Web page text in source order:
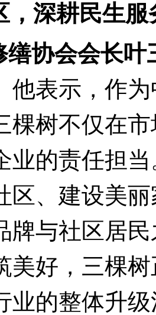
，深耕民生服
缮协会会长叶
他表示，作
棵树不仅在
业的责任担
区、建设美
牌与社区居
美好，三棵
业的整体升